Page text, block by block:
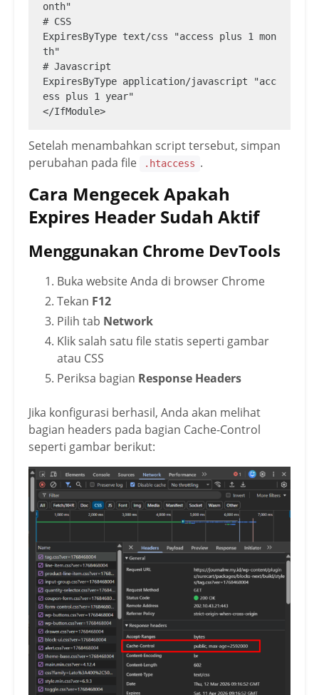
onth"
# CSS
ExpiresByType text/css "access plus 1 mon
th"
# Javascript
ExpiresByType application/javascript "acc
ess plus 1 year"
</IfModule>
Setelah menambahkan script tersebut, simpan
perubahan pada file
.htaccess .
Cara Mengecek Apakah
Expires Header Sudah Aktif
Menggunakan Chrome DevTools
Buka website Anda di browser Chrome
Tekan F12
Pilih tab Network
Klik salah satu file statis seperti gambar
atau CSS
Periksa bagian Response Headers
Jika konfigurasi berhasil, Anda akan melihat
bagian headers pada bagian Cache-Control
seperti gambar berikut: